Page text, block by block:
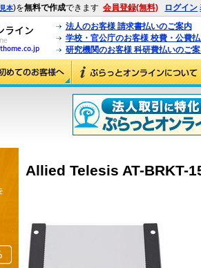
見本)を無料で作成できます 会員登録(無料) ログイン
法人のお客様 請求書払いのご案内
学校・官公庁のお客様 校費・公費
研究機関のお客様 科研費払いのご
Allied Telesis AT-BRKT-